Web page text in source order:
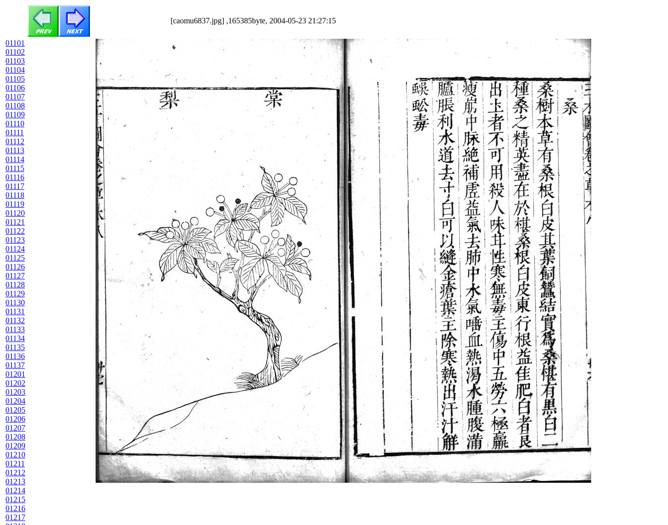
[caomu6837.jpg] ,165385byte, 2004-05-23 21:27:15
01101
01102
01103
01104
01105
01106
01107
01108
01109
01110
01111
01112
01113
01114
01115
01116
01117
01118
01119
01120
01121
01122
01123
01124
01125
01126
01127
01128
01129
01130
01131
01132
01133
01134
01135
01136
01137
01201
01202
01203
01204
01205
01206
01207
01208
01209
01210
01211
01212
01213
01214
01215
01216
01217